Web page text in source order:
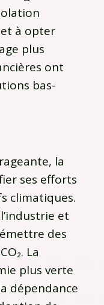
à opter
plus
ont
bas-
la
ses efforts
climatiques.
et
des
La
plus verte
dépendance